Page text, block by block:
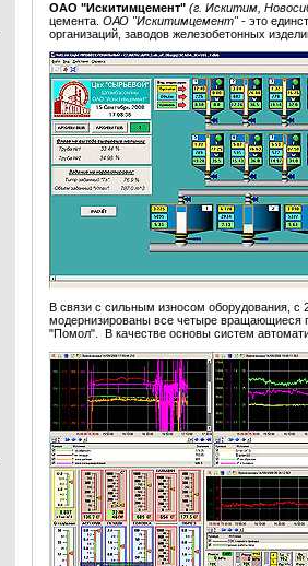
ОАО "Искитимцемент" (г. Искитим,
цемента. ОАО "Искитимцемент"- это
организаций, заводов железобетонных
В связи с сильным износом оборудования, с
модернизированы все четыре вращающиеся
"Помол". В качестве основы систем